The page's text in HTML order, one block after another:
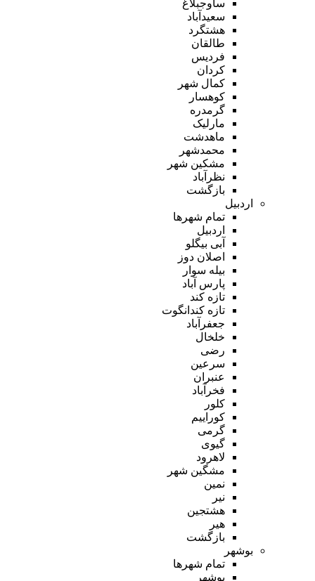
ساوجبلاغ
سعیدآباد
هشتگرد
طالقان
فردیس
کردان
کمال شهر
کوهسار
گرمدره
مارلیک
ماهدشت
محمدشهر
مشکین شهر
نظرآباد
بازگشت
اردبیل
تمام شهر‌ها
اردبیل
آبی بیگلو
اصلان دوز
بیله سوار
پارس آباد
تازه کند
تازه کندانگوت
جعفرآباد
خلخال
رضی
سرعین
عنبران
فخرآباد
کلور
کوراییم
گرمی
گیوی
لاهرود
مشگین شهر
نمین
نیر
هشتجین
هیر
بازگشت
بوشهر
تمام شهر‌ها
بوشهر